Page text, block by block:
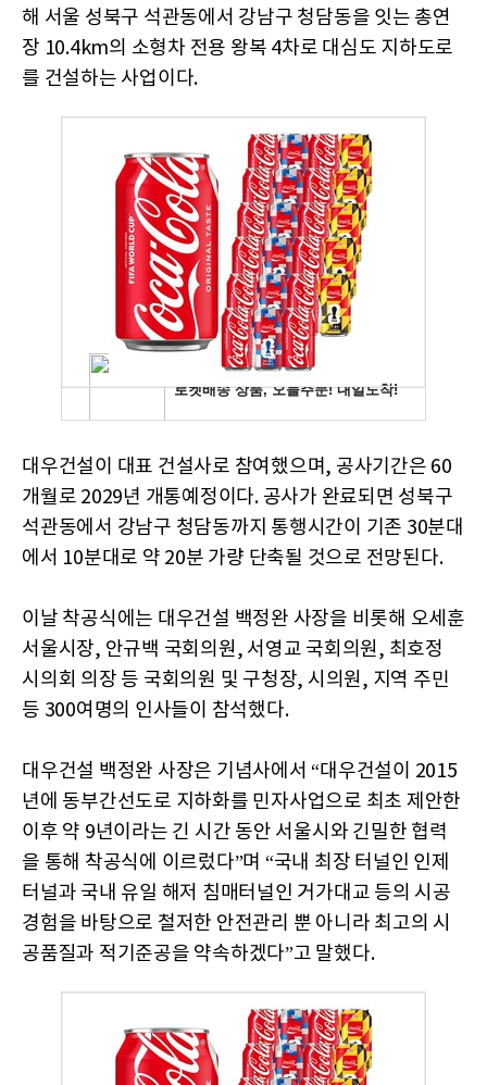
해 서울 성북구 석관동에서 강남구 청담동을 잇는 총연
장 10.4km의 소형차 전용 왕복 4차로 대심도 지하도로
를 건설하는 사업이다.
대우건설이 대표 건설사로 참여했으며, 공사기간은 60
개월로 2029년 개통예정이다. 공사가 완료되면 성북구
석관동에서 강남구 청담동까지 통행시간이 기존 30분대
에서 10분대로 약 20분 가량 단축될 것으로 전망된다.
이날 착공식에는 대우건설 백정완 사장을 비롯해 오세훈
서울시장, 안규백 국회의원, 서영교 국회의원, 최호정
시의회 의장 등 국회의원 및 구청장, 시의원, 지역 주민
등 300여명의 인사들이 참석했다.
대우건설 백정완 사장은 기념사에서 “대우건설이 2015
년에 동부간선도로 지하화를 민자사업으로 최초 제안한
이후 약 9년이라는 긴 시간 동안 서울시와 긴밀한 협력
을 통해 착공식에 이르렀다”며 “국내 최장 터널인 인제
터널과 국내 유일 해저 침매터널인 거가대교 등의 시공
경험을 바탕으로 철저한 안전관리 뿐 아니라 최고의 시
공품질과 적기준공을 약속하겠다”고 말했다.